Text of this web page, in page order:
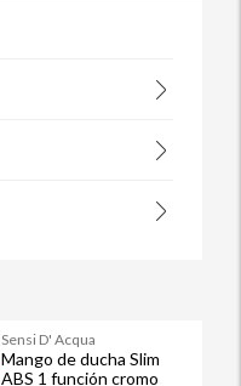
Sensi D' Acqua
Mango de ducha Slim
ABS 1 función cromo